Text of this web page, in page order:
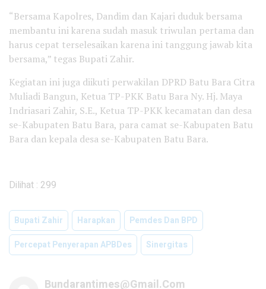
“Bersama Kapolres, Dandim dan Kajari duduk bersama
membantu ini karena sudah masuk triwulan pertama dan
harus cepat terselesaikan karena ini tanggung jawab kita
bersama,” tegas Bupati Zahir.
Kegiatan ini juga diikuti perwakilan DPRD Batu Bara Citra
Muliadi Bangun, Ketua TP-PKK Batu Bara Ny. Hj. Maya
Indriasari Zahir, S.E., Ketua TP-PKK kecamatan dan desa
se-Kabupaten Batu Bara, para camat se-Kabupaten Batu
Bara dan kepala desa se-Kabupaten Batu Bara.
Dilihat : 299
Bupati Zahir Harapkan
Pemdes Dan BPD
Percepat Penyerapan APBDes
Sinergitas
Bundarantimes@gmail.com